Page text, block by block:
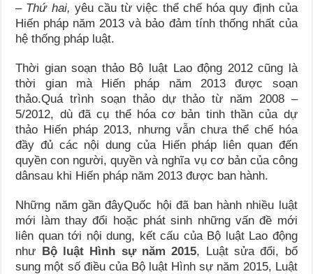
– Thứ hai, yêu cầu từ việc thể chế hóa quy định của
Hiến pháp năm 2013 và bảo đảm tính thống nhất của
hệ thống pháp luật.
Thời gian soạn thảo Bộ luật Lao động 2012 cũng là
thời gian mà Hiến pháp năm 2013 được soạn
thảo.Quá trình soạn thảo dự thảo từ năm 2008 –
5/2012, dù đã cụ thể hóa cơ bản tinh thần của dự
thảo Hiến pháp 2013, nhưng vẫn chưa thể chế hóa
đầy đủ các nội dung của Hiến pháp liên quan đến
quyền con người, quyền và nghĩa vụ cơ bản của công
dânsau khi Hiến pháp năm 2013 được ban hành.
Những năm gần đâyQuốc hội đã ban hành nhiều luật
mới làm thay đổi hoặc phát sinh những vấn đề mới
liên quan tới nội dung, kết cấu của Bộ luật Lao động
như Bộ luật Hình sự năm 2015, Luật sửa đổi, bổ
sung một số điều của Bộ luật Hình sự năm 2015, Luật